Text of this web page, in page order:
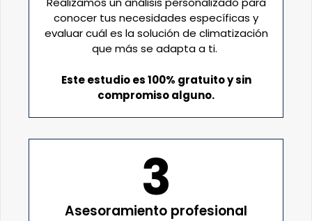
conocer tus necesidades específicas y
evaluar cuál es la solución de climatización
que más se adapta a ti.
Este estudio es 100% gratuito y sin
compromiso alguno.
3
Asesoramiento profesional